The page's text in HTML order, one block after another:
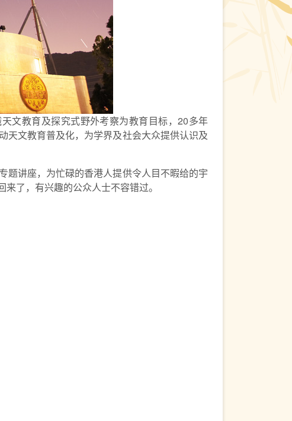
文教育及探究式野外考察为教育目标，20多年
天文教育普及化，为学界及社会大众提供认识及
题讲座，为忙碌的香港人提供令人目不暇给的宇
了，有兴趣的公众人士不容错过。